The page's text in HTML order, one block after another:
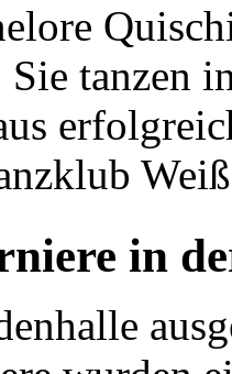
Sie tanzen
in